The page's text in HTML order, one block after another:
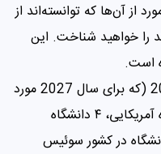
شوند؛ اما در اینجا فقط با ۱۰ مورد از آن‌ها که توانسته‌اند از
را خواهید شناخت. این
لیست بهترین دانشگاه‌های جهان 2026 (که برای سال 2027 مورد
استفاده قرار می‌گیرد) شامل ۴ دانشگاه آمریکایی، ۴ دانشگاه
۱ دانشگاه سنگاپوری و ۱ دانشگاه در کشور سوئیس